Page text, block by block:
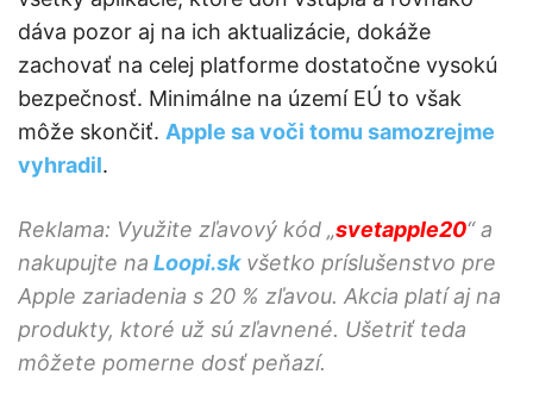
dáva pozor aj na ich aktualizácie, dokáže
zachovať na celej platforme dostatočne vysokú
bezpečnosť. Minimálne na území EÚ to však
môže skončiť. Apple sa voči tomu samozrejme
vyhradil.
Reklama: Využite zľavový kód „svetapple20“ a
nakupujte na Loopi.sk všetko príslušenstvo pre
Apple zariadenia s 20 % zľavou. Akcia platí aj na
produkty, ktoré už sú zľavnené. Ušetriť teda
môžete pomerne dosť peňazí.